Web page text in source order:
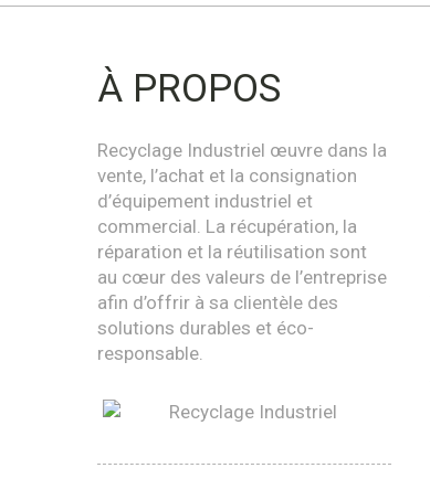
À PROPOS
Recyclage Industriel œuvre dans la
vente, l’achat et la consignation
d’équipement industriel et
commercial. La récupération, la
réparation et la réutilisation sont
au cœur des valeurs de l’entreprise
afin d’offrir à sa clientèle des
solutions durables et éco-
responsable.